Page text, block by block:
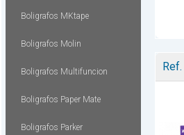
Boligrafos MKtape
Boligrafos Molin
Boligrafos Multifuncion
Boligrafos Paper Mate
Boligrafos Parker
Ref.